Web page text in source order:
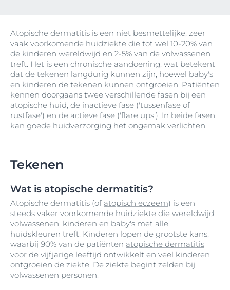
Atopische dermatitis is een niet besmettelijke, zeer
vaak voorkomende huidziekte die tot wel 10-20% van
de kinderen wereldwijd en 2-5% van de volwassenen
treft. Het is een chronische aandoening, wat betekent
dat de tekenen langdurig kunnen zijn, hoewel baby's
en kinderen de tekenen kunnen ontgroeien. Patiënten
kennen doorgaans twee verschillende fasen bij een
atopische huid, de inactieve fase ('tussenfase of
rustfase') en de actieve fase ('flare ups'). In beide fasen
kan goede huidverzorging het ongemak verlichten.
Tekenen
Wat is atopische dermatitis?
Atopische dermatitis (of atopisch eczeem) is een
steeds vaker voorkomende huidziekte die wereldwijd
volwassenen, kinderen en baby's met alle
huidskleuren treft. Kinderen lopen de grootste kans,
waarbij 90% van de patiënten atopische dermatitis
voor de vijfjarige leeftijd ontwikkelt en veel kinderen
ontgroeien de ziekte. De ziekte begint zelden bij
volwassenen personen.